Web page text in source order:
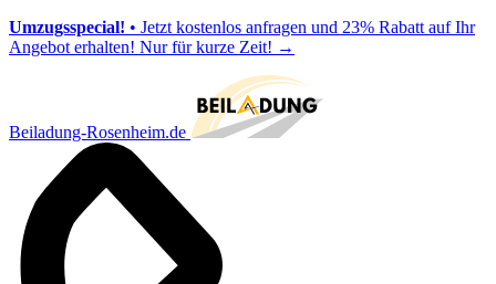
Umzugsspecial! • Jetzt kostenlos anfragen und 23% Rabatt auf Ihr
Angebot erhalten! Nur für kurze Zeit! →
Beiladung-Rosenheim.de